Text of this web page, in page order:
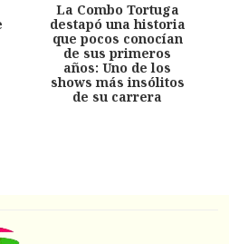
La Combo Tortuga
destapó una historia
que pocos conocían
de sus primeros
años: Uno de los
shows más insólitos
de su carrera